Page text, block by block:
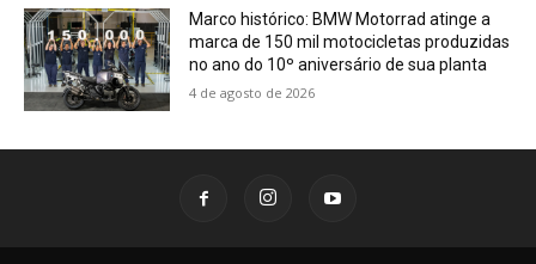
Marco histórico: BMW Motorrad atinge a
marca de 150 mil motocicletas produzidas
no ano do 10º aniversário de sua planta
4 de agosto de 2026